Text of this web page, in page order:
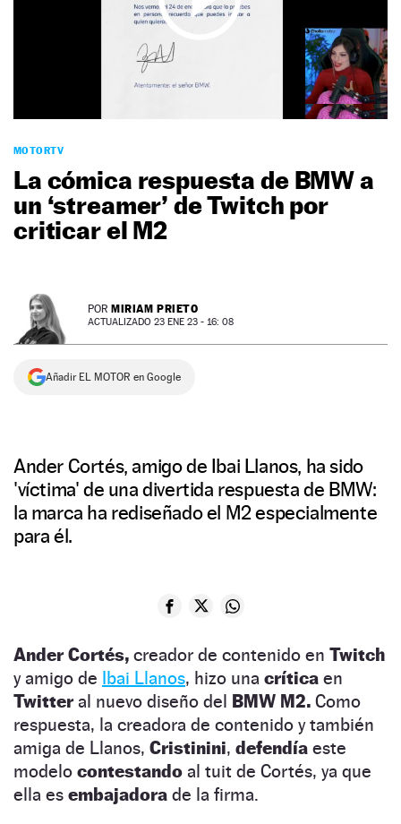
MOTORTV
La cómica respuesta de BMW a
un ‘streamer’ de Twitch por
criticar el M2
POR MIRIAM PRIETO
ACTUALIZADO 23 ENE 23 - 16: 08
Añadir EL MOTOR en Google
Ander Cortés, amigo de Ibai Llanos, ha sido
'víctima' de una divertida respuesta de BMW:
la marca ha rediseñado el M2 especialmente
para él.
Ander Cortés, creador de contenido en Twitch
y amigo de Ibai Llanos, hizo una crítica en
Twitteral nuevo diseño del BMW M2. Como
respuesta, la creadora de contenido y también
amiga de Llanos, Cristinini, defendía este
modelo contestando al tuit de Cortés, ya que
ella es embajadora de la firma.